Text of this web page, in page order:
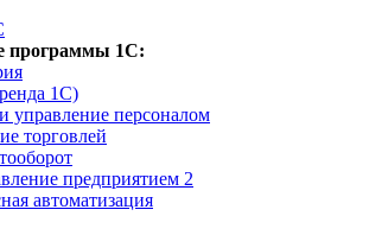
программы 1С:
1С)
управление персоналом
торговлей
предприятием 2
автоматизация